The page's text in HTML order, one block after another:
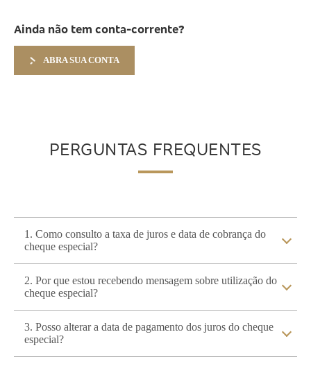
Ainda não tem conta-corrente?
ABRA SUA CONTA
PERGUNTAS FREQUENTES
1. Como consulto a taxa de juros e data de cobrança do
cheque especial?
2. Por que estou recebendo mensagem sobre utilização do
cheque especial?
3. Posso alterar a data de pagamento dos juros do cheque
especial?